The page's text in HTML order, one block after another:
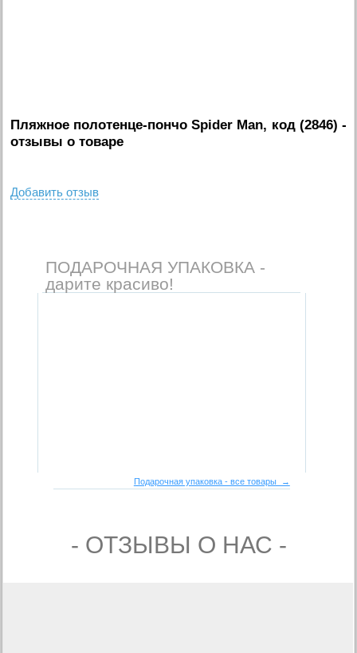
Пляжное полотенце-пончо Spider Man, код (2846) -
отзывы о товаре
Добавить отзыв
ПОДАРОЧНАЯ УПАКОВКА -
дарите красиво!
Подарочная упаковка - все товары →
- ОТЗЫВЫ О НАС -